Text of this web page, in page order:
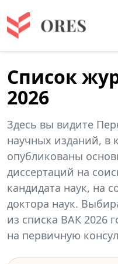
Список
2026
Здесь вы видите
научных изданий, в
опубликованы
диссертаций на
кандидата наук, на
доктора наук.
из списка ВАК 2026
на первичную